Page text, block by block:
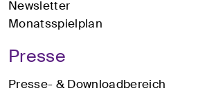
Newsletter
Monatsspielplan
Presse
Presse- & Downloadbereich